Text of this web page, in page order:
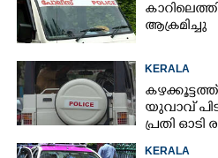
ആക്രമിച്ചു
KERALA
യുവാവ്
പ്രതി ഓടി
KERALA